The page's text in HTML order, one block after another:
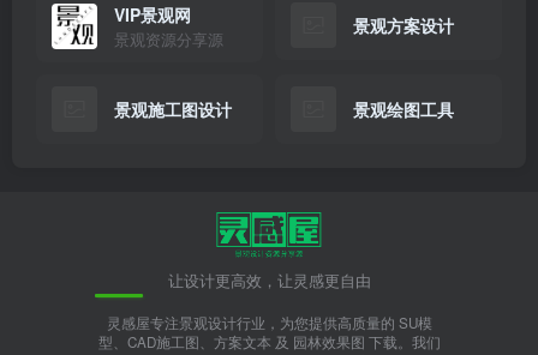
VIP景观网
景观资源分享源
景观方案设计
景观施工图设计 景观绘图工具
让设计更高效，让灵感更自由
灵感屋专注景观设计行业，为您提供高质量的 SU模
型、CAD施工图、方案文本 及 园林效果图 下载。我们